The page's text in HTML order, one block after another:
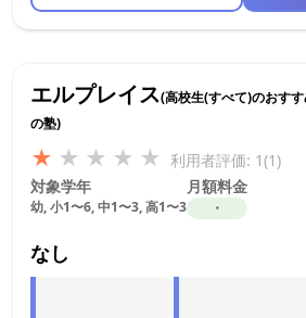
エルプレイス(高校生(すべて)のおす
の塾)
★ ★ ★ ★ ★ 利用者評価: 1(1)
対象学年
幼, 小1〜6, 中1〜3, 高1〜3
月額料金
・
なし